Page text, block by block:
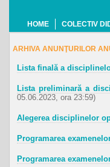
HOME COLECTIV
ARHIVA ANUNŢURILOR
Lista finală a
Lista preliminară a
05.06.2023, ora 23:59)
Alegerea disciplinelor
Programarea
Programarea